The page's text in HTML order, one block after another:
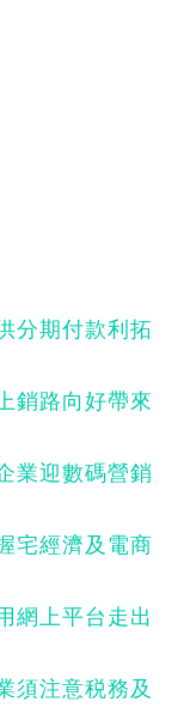
分期付款利拓
銷路向好帶來
業迎數碼營銷
宅經濟及電商
網上平台走出
須注意税務及